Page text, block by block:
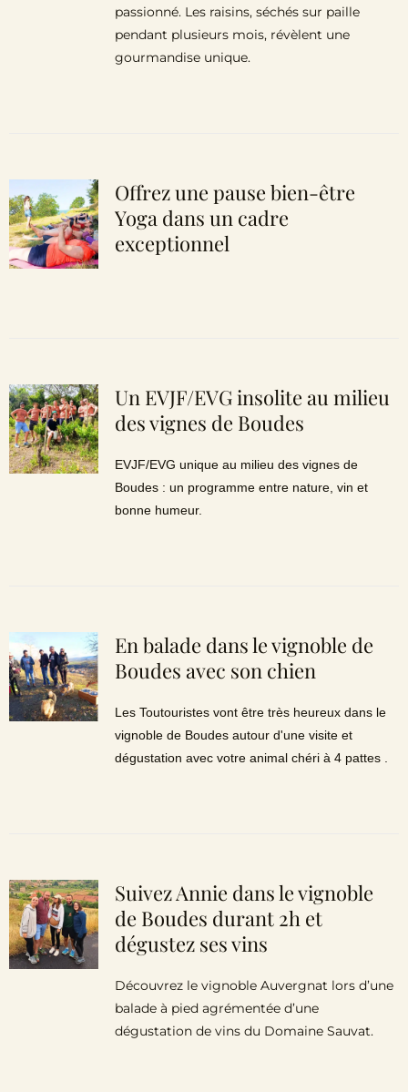
passionné. Les raisins, séchés sur paille
pendant plusieurs mois, révèlent une
gourmandise unique.
Offrez une pause bien-être
Yoga dans un cadre
exceptionnel
Un EVJF/EVG insolite au milieu
des vignes de Boudes
EVJF/EVG unique au milieu des vignes de
Boudes : un programme entre nature, vin et
bonne humeur.
En balade dans le vignoble de
Boudes avec son chien
Les Toutouristes vont être très heureux dans le
vignoble de Boudes autour d'une visite et
dégustation avec votre animal chéri à 4 pattes .
Suivez Annie dans le vignoble
de Boudes durant 2h et
dégustez ses vins
Découvrez le vignoble Auvergnat lors d’une
balade à pied agrémentée d’une
dégustation de vins du Domaine Sauvat.